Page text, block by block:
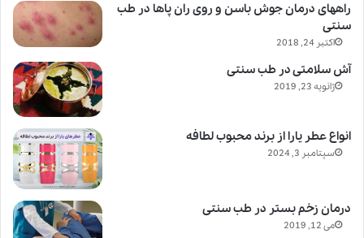
راههای درمان جوش باسن و روی ران پاها در طب
سنتی
اکتبر 24, 2018
آش سلامتی در طب سنتی
ژانویه 23, 2019
انواع عطر یارا از برند محبوب لطافه
سپتامبر 3, 2024
درمان زخم بستر در طب سنتی
می 12, 2019